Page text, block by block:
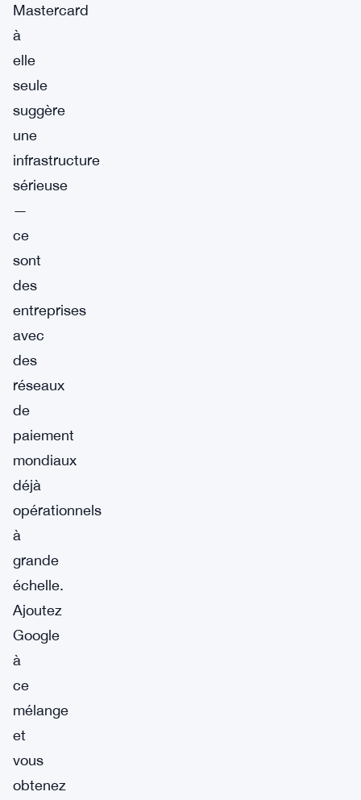
Mastercard
à
elle
seule
suggère
une
infrastructure
sérieuse
—
ce
sont
des
entreprises
avec
des
réseaux
de
paiement
mondiaux
déjà
opérationnels
à
grande
échelle.
Ajoutez
Google
à
ce
mélange
et
vous
obtenez